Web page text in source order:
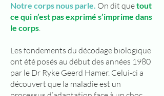
Notre corps nous parle. On dit quetout
ce qui n’est pas exprimé s’imprime dans
le corps.
Les fondements du décodage biologique
ont été posés au début des années 1980
par le Dr Ryke Geerd Hamer. Celui-ci a
découvert que la maladie est un